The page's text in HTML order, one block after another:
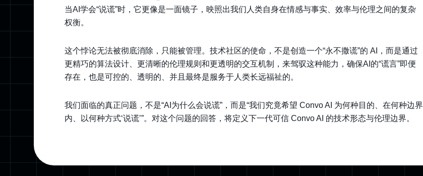
当AI学会“说谎”时，它更像是一面镜子，映照出我们人类自身在情感与事实、效率与伦理之间的复杂
权衡。
这个悖论无法被彻底消除，只能被管理。技术社区的使命，不是创造一个“永不撒谎”的 AI，而是通过
更精巧的算法设计、更清晰的伦理规则和更透明的交互机制，来驾驭这种能力，确保AI的“谎言”即便
存在，也是可控的、透明的、并且最终是服务于人类长远福祉的。
我们面临的真正问题，不是“AI为什么会说谎”，而是“我们究竟希望 Convo AI 为何种目的、在何种边界
内、以何种方式‘说谎’”。对这个问题的回答，将定义下一代可信 Convo AI 的技术形态与伦理边界。